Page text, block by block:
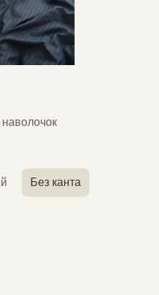
Без канта